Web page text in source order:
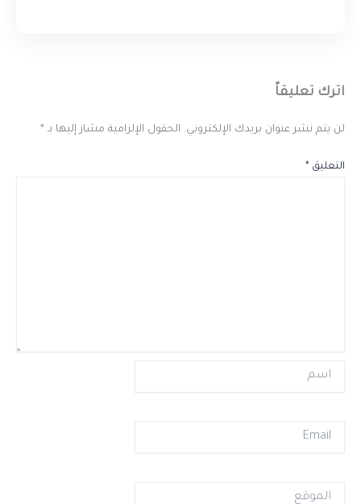
اترك تعليقاً
لن يتم نشر عنوان بريدك الإلكتروني. الحقول الإلزامية مشار إليها بـ *
التعليق *
اسم
Email
الموقع